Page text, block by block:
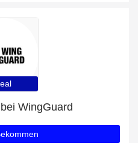
WingGuard